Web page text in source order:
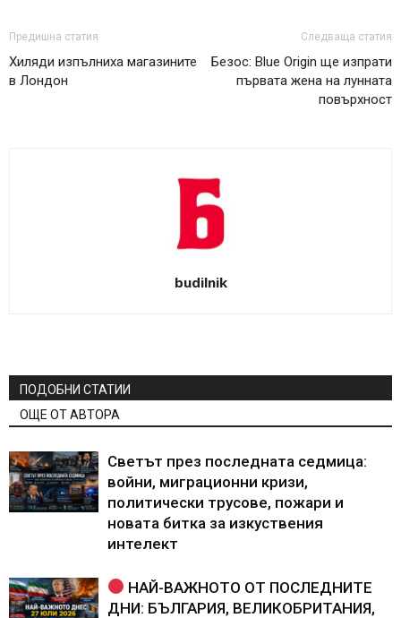
Предишна статия
Хиляди изпълниха магазините
в Лондон
Следваща статия
Безос: Blue Origin ще изпрати
първата жена на лунната
повърхност
budilnik
ПОДОБНИ СТАТИИ
ОЩЕ ОТ АВТОРА
Светът през последната седмица:
войни, миграционни кризи,
политически трусове, пожари и
новата битка за изкуствения
интелект
НАЙ-ВАЖНОТО ОТ ПОСЛЕДНИТЕ
ДНИ: БЪЛГАРИЯ, ВЕЛИКОБРИТАНИЯ,